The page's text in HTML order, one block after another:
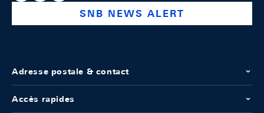
SNB NEWS ALERT
Adresse postale & contact
Accès rapides